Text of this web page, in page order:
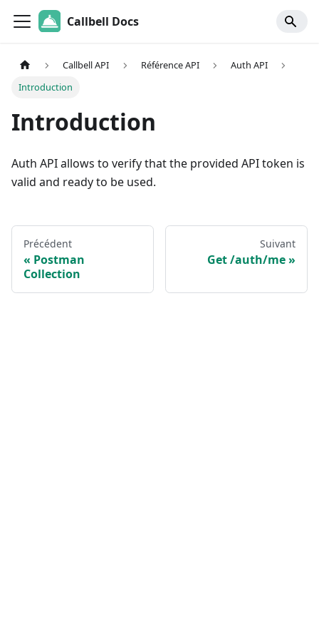
Callbell Docs
Callbell API Référence API
Auth API
Introduction
Introduction
Auth API allows to verify that the provided API token is
valid and ready to be used.
Précédent
Postman
Collection
Suivant
Get /auth/me